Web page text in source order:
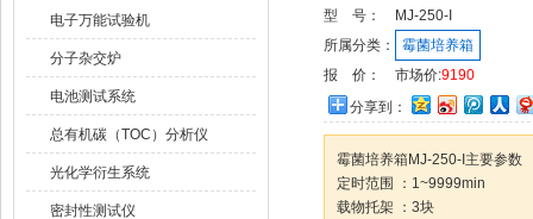
电子万能试验机
分子杂交炉
电池测试系统
总有机碳（TOC）分析仪
光化学衍生系统
密封性测试仪
型 号：
MJ-250-I
所属分类：
霉菌培养箱
报 价：
市场价:9190
分享到：
霉菌培养箱MJ-250-I主要参数
定时范围 ：1~9999min
载物托架 ：3块